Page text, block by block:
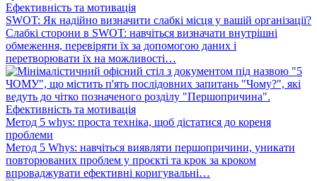
Ефективність та мотивація
SWOT: Як надійно визначити слабкі місця у вашій організації?
Слабкі сторони в SWOT: навчіться визначати внутрішні
обмеження, перевіряти їх за допомогою даних і
перетворювати їх на можливості…
Ефективність та мотивація
Метод 5 whys: проста техніка, щоб дістатися до кореня
проблеми
Метод 5 Whys: навчіться виявляти першопричини, уникати
повторюваних проблем у проєкті та крок за кроком
впроваджувати ефективні коригувальні…